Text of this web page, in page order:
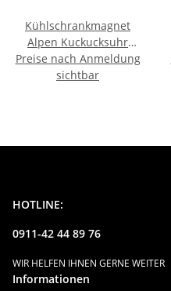
Kühlschrankmagnet
Alpen Kuckucksuhr
Magnet
Urlaubserinnerung
Preise nach Anmeldung
sichtbar
HOTLINE:
0911-42 44 89 76
WIR HELFEN IHNEN GERNE WEITER
Informationen